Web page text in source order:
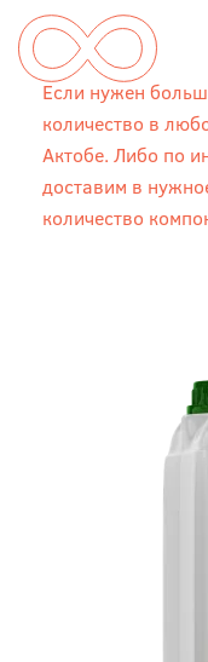
Если нужен
количество в
Актобе. Либо по
доставим в
количество